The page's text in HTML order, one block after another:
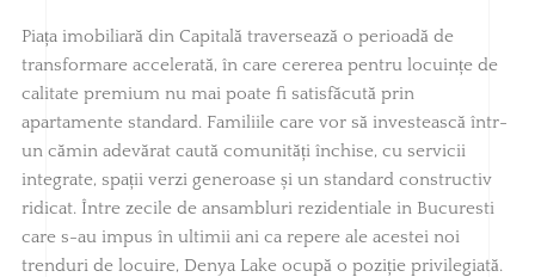
Piața imobiliară din Capitală traversează o perioadă de
transformare accelerată, în care cererea pentru locuințe de
calitate premium nu mai poate fi satisfăcută prin
apartamente standard. Familiile care vor să investească într-
un cămin adevărat caută comunități închise, cu servicii
integrate, spații verzi generoase și un standard constructiv
ridicat. Între zecile de ansambluri rezidentiale in Bucuresti
care s-au impus în ultimii ani ca repere ale acestei noi
trenduri de locuire, Denya Lake ocupă o poziție privilegiată.